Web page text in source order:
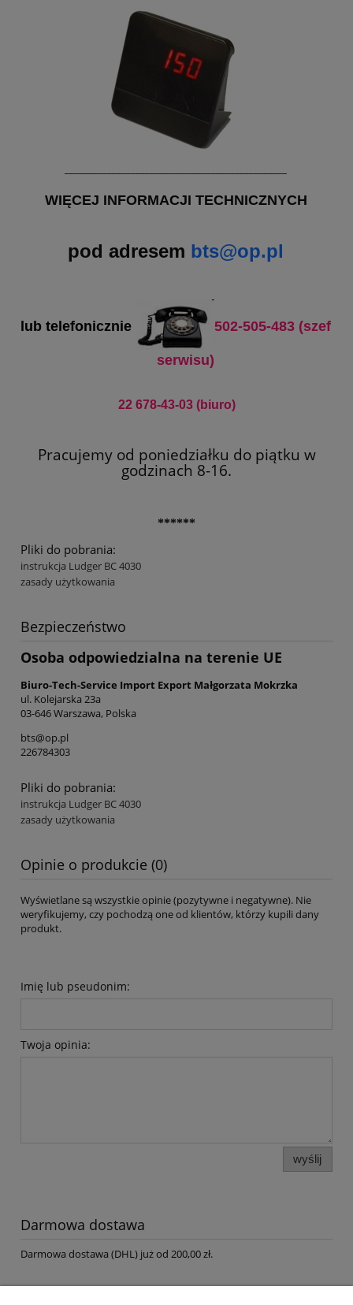
WIĘCEJ INFORMACJI TECHNICZNYCH
pod adresem bts@op.pl
lub telefonicznie 502-505-483 (szef
serwisu)
22 678-43-03 (biuro)
Pracujemy od poniedziałku do piątku w
godzinach 8-16.
******
Pliki do pobrania:
instrukcja Ludger BC 4030
zasady użytkowania
Bezpieczeństwo
Osoba odpowiedzialna na terenie UE
Biuro-Tech-Service Import Export Małgorzata Mokrzka
ul. Kolejarska 23a
03-646 Warszawa, Polska
bts@op.pl
226784303
Pliki do pobrania:
instrukcja Ludger BC 4030
zasady użytkowania
Opinie o produkcie (0)
Wyświetlane są wszystkie opinie (pozytywne i negatywne). Nie
weryfikujemy, czy pochodzą one od klientów, którzy kupili dany
produkt.
Imię lub pseudonim:
Twoja opinia:
wyślij
Darmowa dostawa
Darmowa dostawa (DHL) już od 200,00 zł.